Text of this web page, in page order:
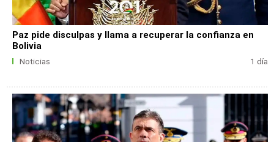
Paz pide disculpas y llama a recuperar la confianza en
Bolivia
Noticias 1 día